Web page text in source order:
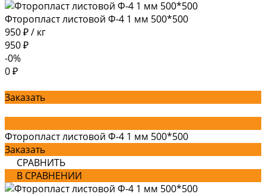
Фторопласт листовой Ф-4 1 мм 500*500
950 ₽/ кг
950 ₽
-0%
0 ₽
Заказать
Фторопласт листовой Ф-4 1 мм 500*500
Заказать
СРАВНИТЬ
В СРАВНЕНИИ